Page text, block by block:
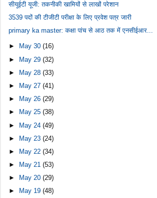
सीयूईटी यूजी: तकनीकी खामियों से लाखों परेशान
3539 पदों की टीजीटी परीक्षा के लिए प्रवेश पत्र जारी
primary ka master: कक्षा पांच से आठ तक में एनसीईआर...
► May 30(16)
► May 29(32)
►
May 28(33)
►
May 27(41)
►
May 26(29)
►
May 25(38)
► May 24(49)
► May 23(24)
►
May 22(34)
►
May 21(53)
►
May 20(29)
►
May 19(48)